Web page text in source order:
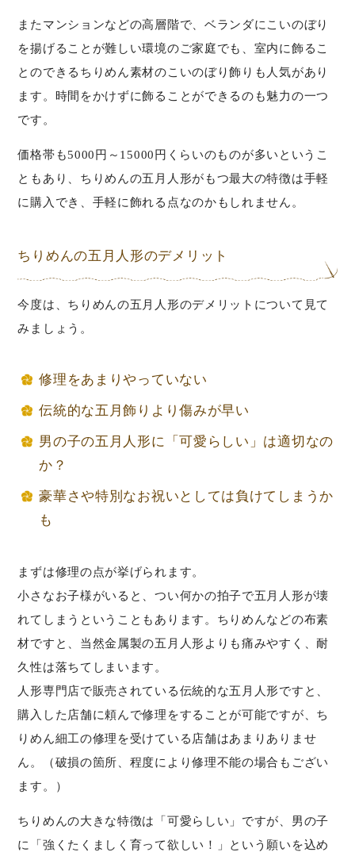
またマンションなどの高層階で、ベランダにこいのぼり
を揚げることが難しい環境のご家庭でも、室内に飾るこ
とのできるちりめん素材のこいのぼり飾りも人気があり
ます。時間をかけずに飾ることができるのも魅力の一つ
です。
価格帯も5000円～15000円くらいのものが多いというこ
ともあり、ちりめんの五月人形がもつ最大の特徴は手軽
に購入でき、手軽に飾れる点なのかもしれません。
ちりめんの五月人形のデメリット
今度は、ちりめんの五月人形のデメリットについて見て
みましょう。
修理をあまりやっていない
伝統的な五月飾りより傷みが早い
男の子の五月人形に「可愛らしい」は適切なの
か？
豪華さや特別なお祝いとしては負けてしまうか
も
まずは修理の点が挙げられます。
小さなお子様がいると、つい何かの拍子で五月人形が壊
れてしまうということもあります。ちりめんなどの布素
材ですと、当然金属製の五月人形よりも痛みやすく、耐
久性は落ちてしまいます。
人形専門店で販売されている伝統的な五月人形ですと、
購入した店舗に頼んで修理をすることが可能ですが、ち
りめん細工の修理を受けている店舗はあまりありませ
ん。（破損の箇所、程度により修理不能の場合もござい
ます。）
ちりめんの大きな特徴は「可愛らしい」ですが、男の子
に「強くたくましく育って欲しい！」という願いを込め